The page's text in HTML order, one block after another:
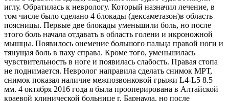
иглу. Обратилась к неврологу. Который назначил лечение, в
том числе было сделано 4 блокады (дексаметазон)в область
поясницы. Первые две блокады уменьшили боль, но после
этого боль начала отдавать в область голени и икроножной
мышцы. Появилось онемение большого пальца правой ноги и
тянущая боль в паху справа. Кроме того, уменьшилась
чувствительность в ноге и появилась слабость. Правая стопа
не поднимается. Невролог направила сделать снимок МРТ,
снимок показал наличие межпозвонковой грыжи L4-L5 8.5
мм. 4 октября 2016 года я была прооперирована в Алтайской
краевой клинической больнице г. Барнаула, но после